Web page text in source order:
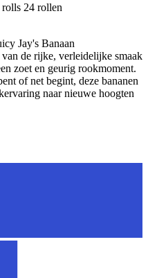
rolls 24 rollen
Jay's Banaan
de rijke, verleidelijke smaak
zoet en geurig rookmoment.
of net begint, deze bananen
naar nieuwe hoogten